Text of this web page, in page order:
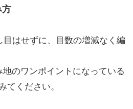
方
はせずに、目数の増減なく編
のワンポイントになっている
てください。